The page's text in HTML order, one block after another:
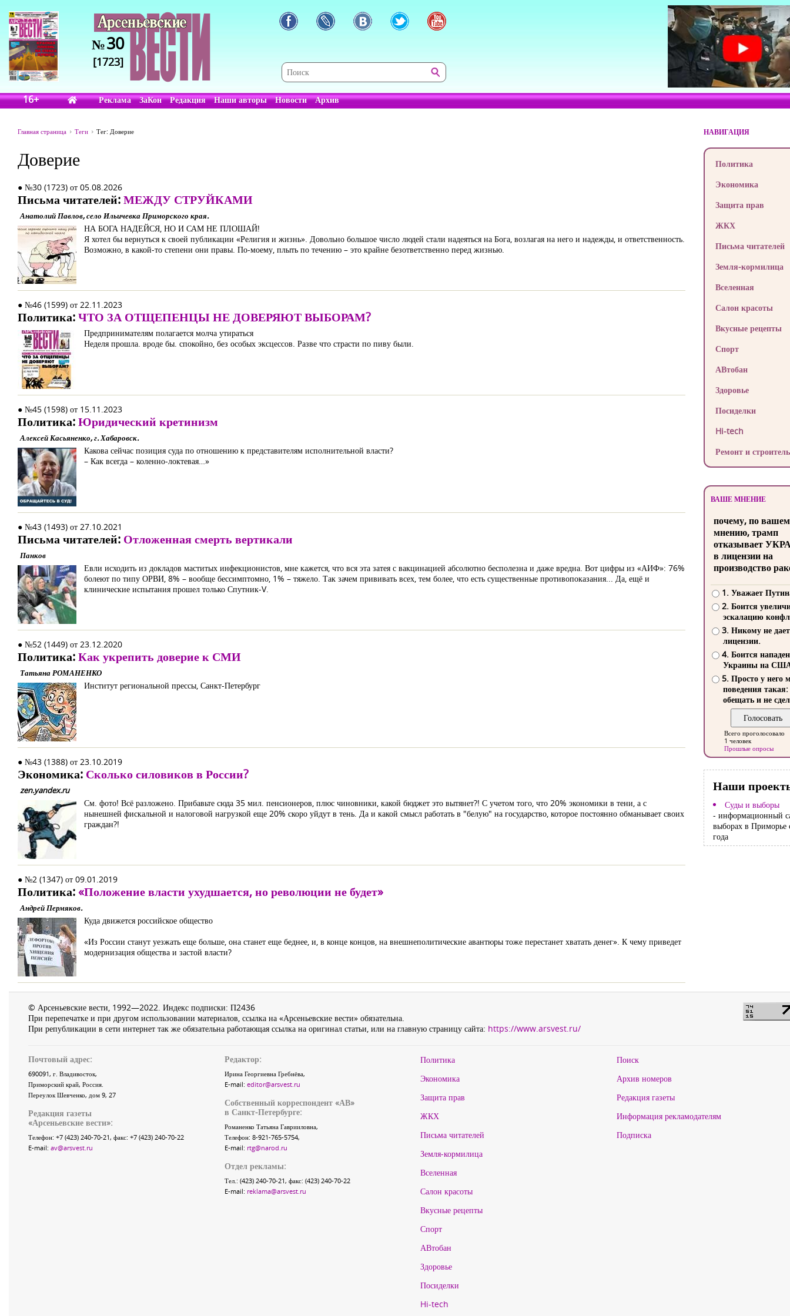
№30
[1723]
16+ Реклама ЗаКон Редакция Наши авторы Новости Архив
Главная страница Теги Тег: Доверие
Доверие
● №30 (1723) от 05.08.2026
Письма читателей:МЕЖДУ СТРУЙКАМИ
Анатолий Павлов, село Ильичевка Приморского края.
НА БОГА НАДЕЙСЯ, НО И САМ НЕ ПЛОШАЙ!
Я хотел бы вернуться к своей публикации «Религия и жизнь». Довольно большое число людей стали надеяться на Бога, возлагая на него и надежды, и ответственность.
Возможно, в какой-то степени они правы. По-моему, плыть по течению – это крайне безответственно перед жизнью.
● №46 (1599) от 22.11.2023
Политика:ЧТО ЗА ОТЩЕПЕНЦЫ НЕ ДОВЕРЯЮТ ВЫБОРАМ?
Предпринимателям полагается молча утираться
Неделя прошла. вроде бы. спокойно, без особых эксцессов. Разве что страсти по пиву были.
● №45 (1598) от 15.11.2023
Политика:Юридический кретинизм
Алексей Касьяненко, г. Хабаровск.
Какова сейчас позиция суда по отношению к представителям исполнительной власти?
– Как всегда – коленно-локтевая…»
● №43 (1493) от 27.10.2021
Письма читателей: Отложенная смерть вертикали
Панков
Евли исходить из докладов маститых инфекционистов, мне кажется, что вся эта затея с вакцинацией абсолютно бесполезна и даже вредна. Вот цифры из «АИФ»: 76%
болеют по типу ОРВИ, 8% – вообще бессимптомно, 1% – тяжело. Так зачем прививать всех, тем более, что есть существенные противопоказания... Да, ещё и
клинические испытания прошел только Спутник-V.
● №52 (1449) от 23.12.2020
Политика:Как укрепить доверие к СМИ
Татьяна РОМАНЕНКО
Институт региональной прессы, Санкт-Петербург
● №43 (1388) от 23.10.2019
Экономика: Сколько силовиков в России?
zen.yandex.ru
См. фото! Всё разложено. Прибавьте сюда 35 мил. пенсионеров, плюс чиновники, какой бюджет это вытянет?! С учетом того, что 20% экономики в тени, а с
нынешней фискальной и налоговой нагрузкой еще 20% скоро уйдут в тень. Да и какой смысл работать в "белую" на государство, которое постоянно обманывает своих
граждан?!
● №2 (1347) от 09.01.2019
Политика:«Положение власти ухудшается, но революции не будет»
Андрей Пермяков.
Куда движется российское общество
«Из России станут уезжать еще больше, она станет еще беднее, и, в конце концов, на внешнеполитические авантюры тоже перестанет хватать денег». К чему приведет
модернизация общества и застой власти?
НАВИГАЦИЯ
Политика
Экономика
Защита прав
ЖКХ
Письма читателей
Земля-кормилица
Вселенная
Салон красоты
Вкусные рецепты
Спорт
АВтобан
Здоровье
Посиделки
Hi-tech
Ремонт и
ВАШЕ МНЕНИЕ
почему, по
мнению, трамп
отказывает
в лицензии на
производство
1. Уважает
2. Боится
эскалацию
3. Никому не
лицензии.
4. Боится
Украины на
5. Просто у него
поведения такая:
обещать и не
Всего проголосовало
1 человек
Прошлые опросы
Наши
Суды и выборы
- информационный
выборах в Приморье
года
© Арсеньевские вести, 1992—2022. Индекс подписки: П2436
При перепечатке и при другом использовании материалов, ссылка на «Арсеньевские вести» обязательна.
При републикации в сети интернет так же обязательна работающая ссылка на оригинал статьи, или на главную страницу сайта: https://www.arsvest.ru/
Почтовый адрес:
690091, г. Владивосток,
Приморский край, Россия.
Переулок Шевченко, дом 9, 27
Редакция газеты
«Арсеньевские вести»:
Телефон: +7 (423) 240-70-21, факс: +7 (423) 240-70-22
E-mail: av@arsvest.ru
Редактор:
Ирина Георгиевна Гребнёва,
E-mail: editor@arsvest.ru
Собственный корреспондент «АВ»
в Санкт-Петербурге:
Романенко Татьяна Гаврииловна,
Телефон: 8-921-765-5754,
E-mail: rtg@narod.ru
Отдел рекламы:
Тел.: (423) 240-70-21, факс: (423) 240-70-22
E-mail: reklama@arsvest.ru
Политика
Экономика
Защита прав
ЖКХ
Письма читателей
Земля-кормилица
Вселенная
Салон красоты
Вкусные рецепты
Спорт
АВтобан
Здоровье
Посиделки
Hi-tech
Поиск
Архив номеров
Редакция газеты
Информация рекламодателям
Подписка